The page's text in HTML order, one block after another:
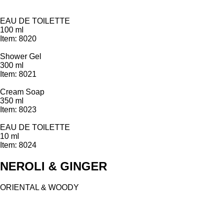
EAU DE TOILETTE
100 ml
Item: 8020
Shower Gel
300 ml
Item: 8021
Cream Soap
350 ml
Item: 8023
EAU DE TOILETTE
10 ml
Item: 8024
NEROLI & GINGER
ORIENTAL & WOODY